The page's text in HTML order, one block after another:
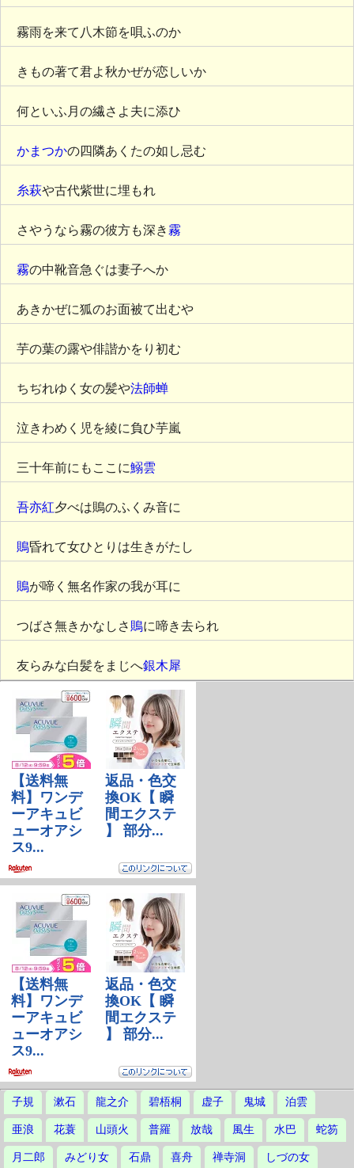
霧雨を来て八木節を唄ふのか
きもの著て君よ秋かぜが恋しいか
何といふ月の繊さよ夫に添ひ
かまつかの四隣あくたの如し忌む
糸萩や古代紫世に埋もれ
さやうなら霧の彼方も深き 霧
霧の中靴音急ぐは妻子へか
あきかぜに狐のお面被て出むや
芋の葉の露や俳諧かをり初む
ちぢれゆく女の髪や法師蝉
泣きわめく児を綾に負ひ芋嵐
三十年前にもここに鰯雲
吾亦紅夕べは鵙のふくみ音に
鵙昏れて女ひとりは生きがたし
鵙が啼く無名作家の我が耳に
つばさ無きかなしさ 鵙に啼き去られ
友らみな白髪をまじへ銀木犀
子規 漱石 龍之介 碧梧桐 虚子 鬼城 泊雲
亜浪 花蓑 山頭火 普羅 放哉 風生 水巴 蛇笏
月二郎 みどり女 石鼎 喜舟 禅寺洞 しづの女